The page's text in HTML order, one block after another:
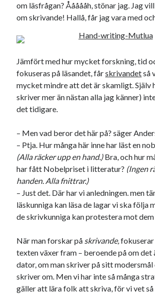
om läsfrågan? Åååååh, stönar jag. Jag
om skrivande! Hallå, får jag vara med
Jämfört med hur mycket forskning, tid
fokuseras på läsandet, fårskrivandetså
mycket mindre att det är skamligt. Själv
skriver mer än nästan alla jag känner)
det tidigare.
– Men vad beror det här på? säger
– Ptja. Hur många här inne har läst en
(Alla räcker upp en hand.)Bra, och hur
har fått Nobelpriset i litteratur? (Ingen
handen. Alla fnittrar.)
– Just det. Där har vi anledningen. men
läskunniga kan läsa de lagar vi ska följa
de skrivkunniga kan protestera mot
När man forskar på skrivande,fokuserar
texten växer fram – beroende på om det
dator, om man skriver på sitt modersmål
skriver om. Men vi har inte så många
gäller att lära folk att skriva, för vi vet